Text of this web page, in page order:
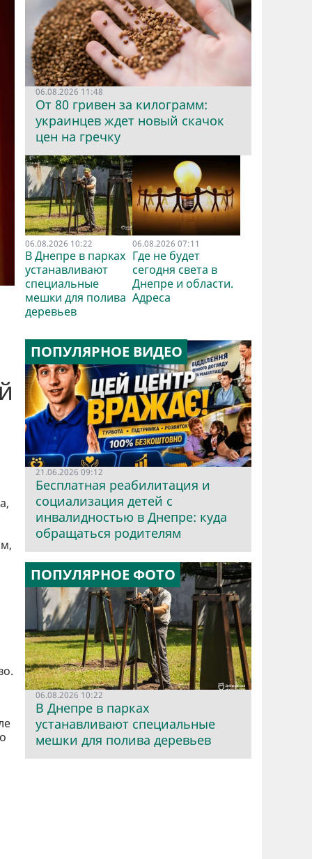
06.08.2026 11:48
От 80 гривен за килограмм:
украинцев ждет новый скачок
цен на гречку
06.08.2026 10:22
В Днепре в парках
устанавливают
специальные
мешки для полива
деревьев
06.08.2026 07:11
Где не будет
сегодня света в
Днепре и области.
Адреса
ПОПУЛЯРНОЕ ВИДЕО
21.06.2026 09:12
Бесплатная реабилитация и
социализация детей с
инвалидностью в Днепре: куда
обращаться родителям
ПОПУЛЯРНОЕ ФОТО
06.08.2026 10:22
В Днепре в парках
устанавливают специальные
мешки для полива деревьев